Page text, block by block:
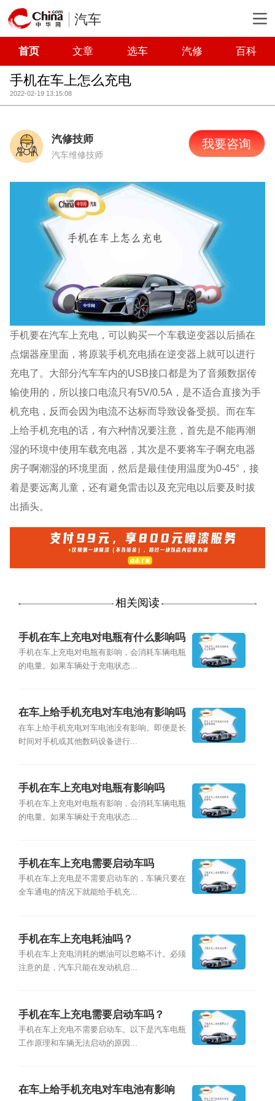
汽车
首页 文章 选车 汽修 百科
手机在车上怎么充电
2022-02-19 13:15:08
汽修技师
汽车维修技师
我要咨询
手机要在汽车上充电，可以购买一个车载逆变器以后插在
点烟器座里面，将原装手机充电插在逆变器上就可以进行
充电了。大部分汽车车内的USB接口都是为了音频数据传
输使用的，所以接口电流只有5V/0.5A，是不适合直接为手
机充电，反而会因为电流不达标而导致设备受损。而在车
上给手机充电的话，有六种情况要注意，首先是不能再潮
湿的环境中使用车载充电器，其次是不要将车子啊充电器
房子啊潮湿的环境里面，然后是最佳使用温度为0-45°，接
着是要远离儿童，还有避免雷击以及充完电以后要及时拔
出插头。
相关阅读
手机在车上充电对电瓶有什么影响吗
手机在车上充电对电瓶有影响，会消耗车辆电瓶
的电量。如果车辆处于充电状态...
在车上给手机充电对车电池有影响吗
在车上给手机充电对车电池没有影响。即便是长
时间对手机或其他数码设备进行...
手机在车上充电对电瓶有影响吗
手机在车上充电对电瓶有影响，会消耗车辆电瓶
的电量。如果车辆处于充电状态...
手机在车上充电需要启动车吗
手机在车上充电是不需要启动车的，车辆只要在
全车通电的情况下就能给手机充...
手机在车上充电耗油吗？
手机在车上充电消耗的燃油可以忽略不计。必须
注意的是，汽车只能在发动机启...
手机在车上充电需要启动车吗？
手机在车上充电不需要启动车。以下是汽车电瓶
工作原理和车辆无法启动的原因...
在车上给手机充电对车电池有影响